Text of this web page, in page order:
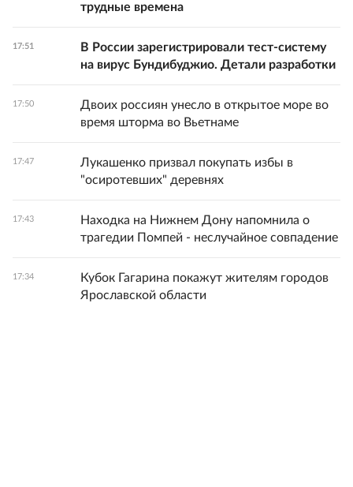
трудные времена
17:51
В России зарегистрировали тест-систему
на вирус Бундибуджио. Детали разработки
17:50
Двоих россиян унесло в открытое море во
время шторма во Вьетнаме
17:47
Лукашенко призвал покупать избы в
"осиротевших" деревнях
17:43
Находка на Нижнем Дону напомнила о
трагедии Помпей - неслучайное совпадение
17:34
Кубок Гагарина покажут жителям городов
Ярославской области